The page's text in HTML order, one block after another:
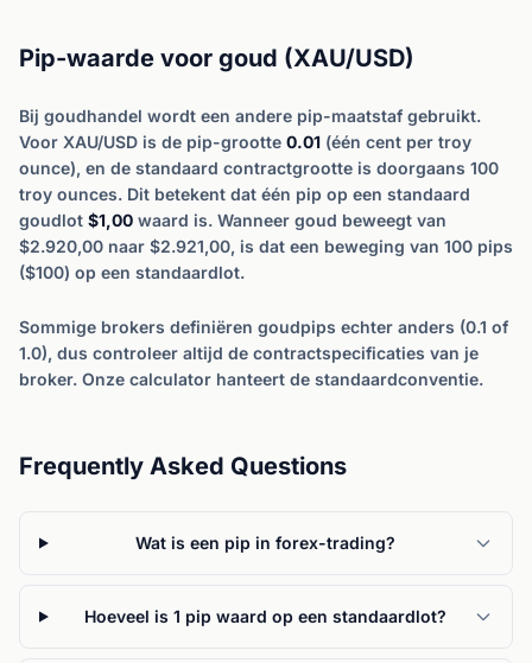
Pip-waarde voor goud (XAU/USD)
Bij goudhandel wordt een andere pip-maatstaf gebruikt.
Voor XAU/USD is de pip-grootte 0.01 (één cent per troy
ounce), en de standaard contractgrootte is doorgaans 100
troy ounces. Dit betekent dat één pip op een standaard
goudlot $1,00 waard is. Wanneer goud beweegt van
$2.920,00 naar $2.921,00, is dat een beweging van 100 pips
($100) op een standaardlot.
Sommige brokers definiëren goudpips echter anders (0.1 of
1.0), dus controleer altijd de contractspecificaties van je
broker. Onze calculator hanteert de standaardconventie.
Frequently Asked Questions
Wat is een pip in forex-trading?
Hoeveel is 1 pip waard op een standaardlot?